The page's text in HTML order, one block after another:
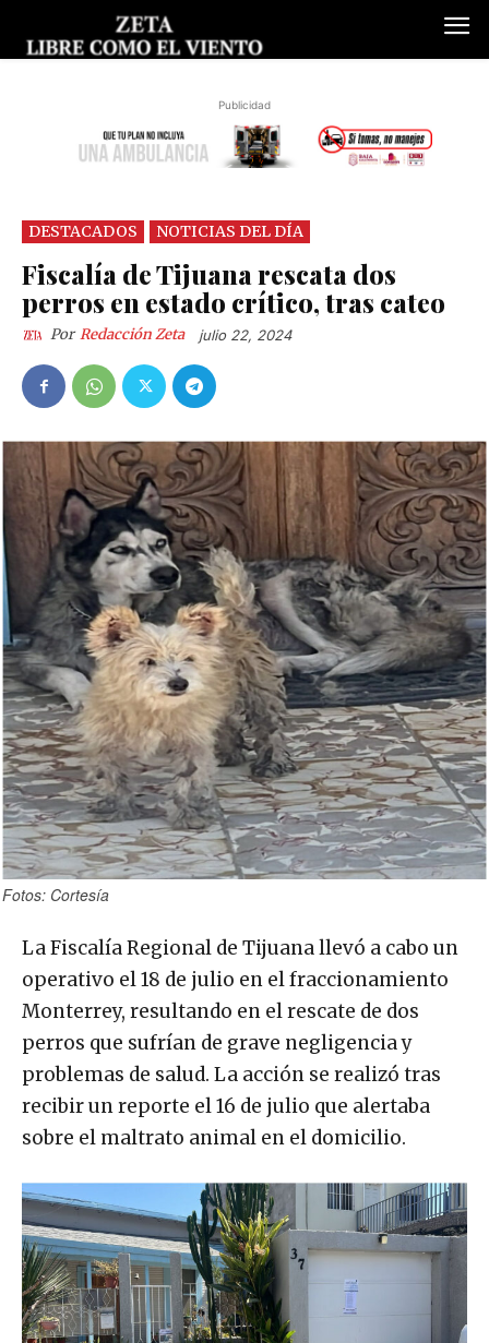
Publicidad
DESTACADOS NOTICIAS DEL DÍA
Fiscalía de Tijuana rescata dos
perros en estado crítico, tras cateo
Por Redacción Zeta julio 22, 2024
Fotos: Cortesía
La Fiscalía Regional de Tijuana llevó a cabo un
operativo el 18 de julio en el fraccionamiento
Monterrey, resultando en el rescate de dos
perros que sufrían de grave negligencia y
problemas de salud. La acción se realizó tras
recibir un reporte el 16 de julio que alertaba
sobre el maltrato animal en el domicilio.